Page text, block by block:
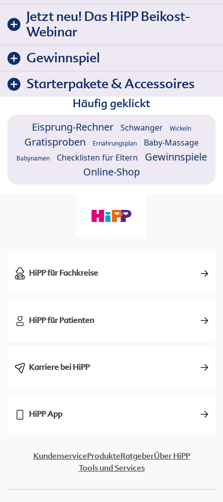
Jetzt neu! Das HiPP Beikost-
Webinar
Gewinnspiel
Starterpakete & Accessoires
Häufig geklickt
Eisprung-Rechner Schwanger Wickeln
Gratisproben Ernährungsplan Baby-Massage
Babynamen Checklisten für Eltern
Gewinnspiele
Online-Shop
HiPP für Fachkreise
HiPP für Patienten
Karriere bei HiPP
HiPP App
KundenserviceProdukteRatgeberÜber HiPP
Tools und Services